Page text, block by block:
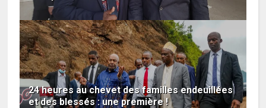
24 heures au chevet des familles endeuillées
et des blessés : une première !